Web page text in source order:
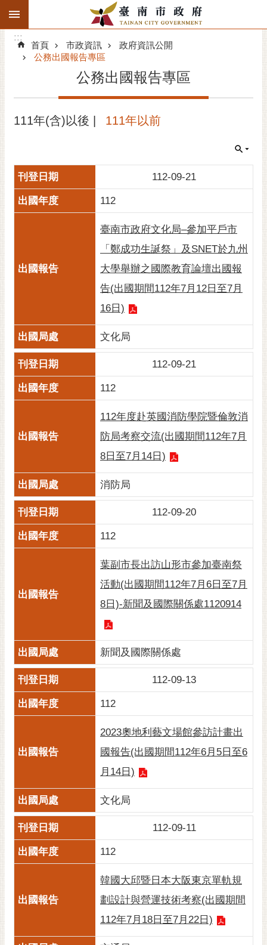
跳到主要內容區塊
搜
階
搜
市府團隊
主題服務
螢
光
花
泉
桐
導
覽
閱
RSS
電
市
民
信
箱
English
本
隱
私
權
及
安
全
資
:::
:::
首頁 市政資訊
政府資訊公開
公務出國報告專區
公務出國報告專區
111年(含)以後 | 111年以前
112-09-21
112
臺南市政府文化局–參加平戶市
「鄭成功生誕祭」及SNET於九州
大學舉辦之國際教育論壇出國報
告(出國期間112年7月12日至7月
16日)
文化局
112-09-21
112
112年度赴英國消防學院暨倫敦消
防局考察交流(出國期間112年7月
8日至7月14日)
消防局
112-09-20
112
葉副市長出訪山形市參加臺南祭
活動(出國期間112年7月6日至7月
8日)-新聞及國際關係處1120914
新聞及國際關係處
112-09-13
112
2023奧地利藝文場館參訪計畫出
國報告(出國期間112年6月5日至6
月14日)
文化局
112-09-11
112
韓國大邱暨日本大阪東京單軌規
劃設計與營運技術考察(出國期間
112年7月18日至7月22日)